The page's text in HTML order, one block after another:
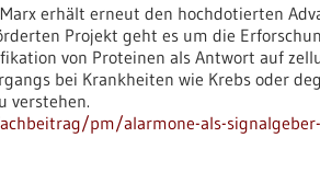
erhält erneut den hochdotierten
Projekt geht es um die
von Proteinen als Antwort auf
bei Krankheiten wie Krebs oder
verstehen.
pm/alarmone-als-